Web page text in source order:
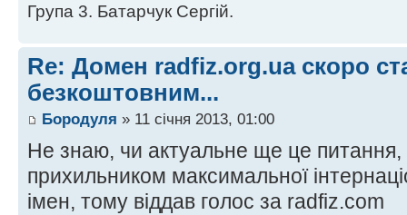
Група 3. Батарчук Сергій.
Re: Домен radfiz.org.ua скоро
безкоштовним...
Бородуля » 11 січня 2013, 01:00
Не знаю, чи актуальне ще це
прихильником максимальної
імен, тому віддав голос за radfiz.com